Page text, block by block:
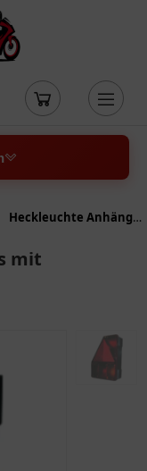
Heckleuchte Anhänger links mit Nebelschlusslicht Aspöck
mit